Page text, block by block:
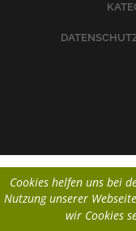
Cookies helfen uns bei
Nutzung unserer
wir Cookies